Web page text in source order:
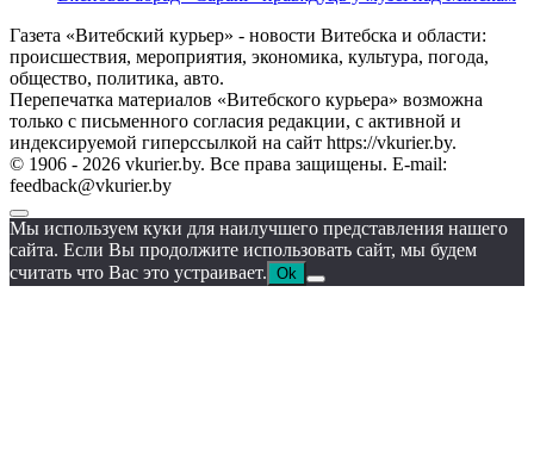
Газета «Витебский курьер» - новости Витебска и области:
происшествия, мероприятия, экономика, культура, погода,
общество, политика, авто.
Перепечатка материалов «Витебского курьера» возможна
только с письменного согласия редакции, с активной и
индексируемой гиперссылкой на сайт https://vkurier.by.
© 1906 - 2026 vkurier.by. Все права защищены. E-mail:
feedback@vkurier.by
Мы используем куки для наилучшего представления нашего
сайта. Если Вы продолжите использовать сайт, мы будем
считать что Вас это устраивает. Ok